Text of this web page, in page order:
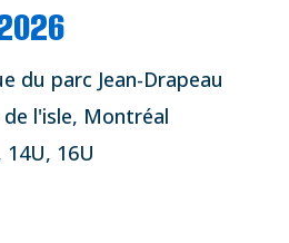
du parc Jean-Drapeau
l'isle, Montréal
16U